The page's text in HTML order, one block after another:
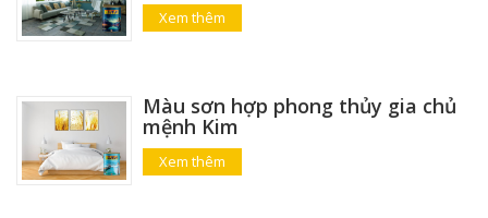
Xem thêm
Màu sơn hợp phong thủy gia chủ
mệnh Kim
Xem thêm